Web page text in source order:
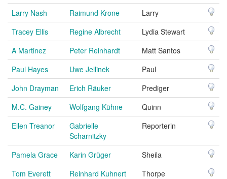
Larry Nash Raimund Krone
Larry
Tracey Ellis
Regine Albrecht
Lydia Stewart
A Martinez
Peter Reinhardt
Matt Santos
Paul Hayes
Uwe Jellinek
Paul
John Drayman
Erich Räuker
Prediger
M.C. Gainey
Wolfgang Kühne
Quinn
Ellen Treanor
Gabrielle
Scharnitzky
Reporterin
Pamela Grace Karin Grüger
Sheila
Tom Everett
Reinhard Kuhnert
Thorpe